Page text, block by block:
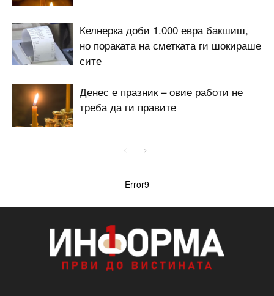
Келнерка доби 1.000 евра бакшиш,
но пораката на сметката ги шокираше
сите
Денес е празник – овие работи не
треба да ги правите
Error9